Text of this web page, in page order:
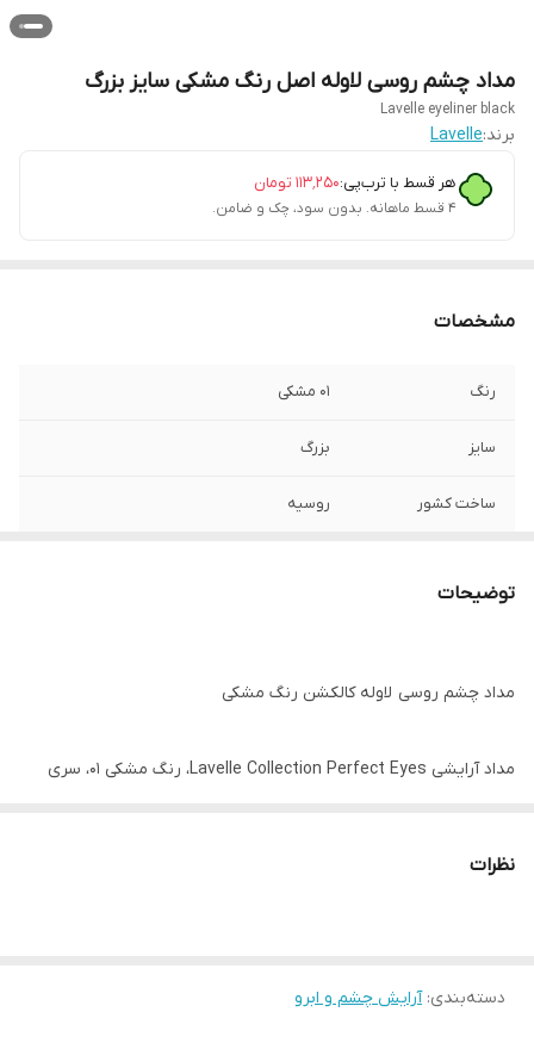
مداد چشم روسی لاوله اصل رنگ مشکی سایز بزرگ
Lavelle eyeliner black
برند:Lavelle
هر قسط با ترب‌پی:۱۱۳٬۲۵۰ تومان
۴ قسط ماهانه. بدون سود، چک و ضامن.
مشخصات
رنگ ۰۱ مشکی
سایز بزرگ
ساخت کشور روسیه
توضیحات
مداد چشم روسی لاوله کالکشن رنگ مشکی
مداد آرایشی Lavelle Collection Perfect Eyes، رنگ مشکی 01، سری
نظرات
دسته‌بندی:آرایش چشم و ابرو